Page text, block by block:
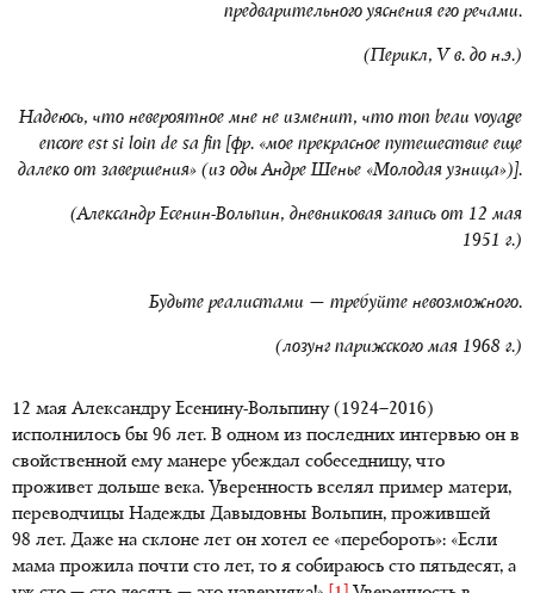
предварительного уяснения его речами.
(Перикл, V в. до н.э.)
Надеюсь, что невероятное мне не изменит, что mon beau voyage
encore est si loin de sa fin [фр. «мое прекрасное путешествие еще
далеко от завершения» (из оды Андре Шенье «Молодая узница»)].
(Александр Есенин-Вольпин, дневниковая запись от 12 мая
1951 г.)
Будьте реалистами — требуйте невозможного.
(лозунг парижского мая 1968 г.)
12 мая Александру Есенину-Вольпину (1924–2016)
исполнилось бы 96 лет. В одном из последних интервью он в
свойственной ему манере убеждал собеседницу, что
проживет дольше века. Уверенность вселял пример матери,
переводчицы Надежды Давыдовны Вольпин, прожившей
98 лет. Даже на склоне лет он хотел ее «перебороть»: «Если
мама прожила почти сто лет, то я собираюсь сто пятьдесят, а